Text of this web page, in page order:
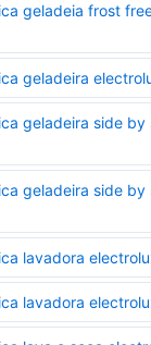
geladeia frost
geladeira
geladeira side by
geladeira side by
lavadora
lavadora